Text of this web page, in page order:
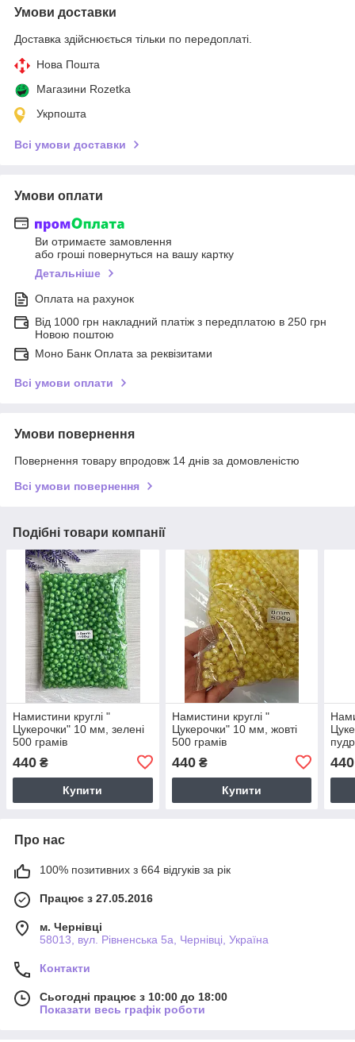
Умови доставки
Доставка здійснюється тільки по передоплаті.
Нова Пошта
Магазини Rozetka
Укрпошта
Всі умови доставки
Умови оплати
Ви отримаєте замовлення
або гроші повернуться на вашу картку
Детальніше
Оплата на рахунок
Від 1000 грн накладний платіж з передплатою в 250 грн
Новою поштою
Моно Банк Оплата за реквізитами
Всі умови оплати
Умови повернення
Повернення товару впродовж 14 днів за домовленістю
Всі умови повернення
Подібні товари компанії
Намистини круглі "
Цукерочки" 10 мм, зелені
500 грамів
440 ₴
Купити
Намистини круглі "
Цукерочки" 10 мм, жовті
500 грамів
440₴
Купити
440
Про нас
100% позитивних з 664 відгуків за рік
Працює з 27.05.2016
м. Чернівці
58013, вул. Рівненська 5а, Чернівці, Україна
Контакти
Сьогодні працює з 10:00 до 18:00
Показати весь графік роботи